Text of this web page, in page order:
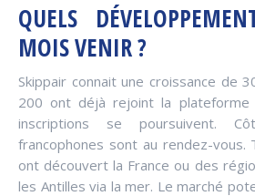
QUELS
MOIS VENIR ?
Skippair connait une croissance de
200 ont déjà rejoint la
inscriptions se poursuivent.
francophones sont au rendez-vous.
ont découvert la France ou des
les Antilles via la mer. Le marché